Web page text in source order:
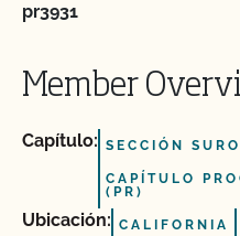
pr3931
Member
Capítulo: SECCIÓN
CAPÍTULO
(PR)
Ubicación: CALIFORNIA